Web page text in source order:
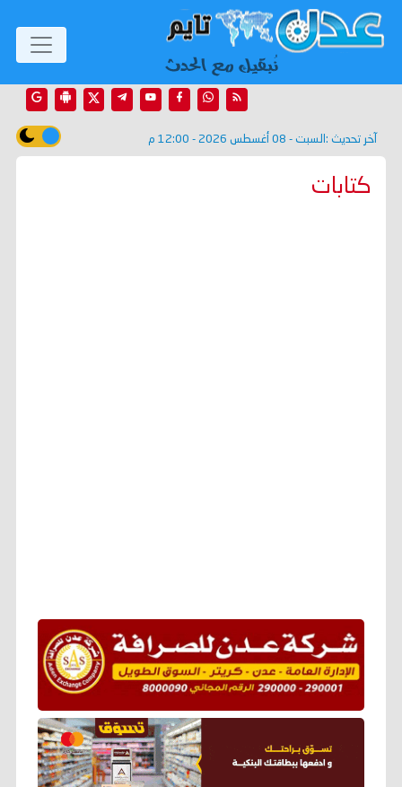
آخر تحديث : السبت - 08 أغسطس 2026 - 12:00 م
كتابات